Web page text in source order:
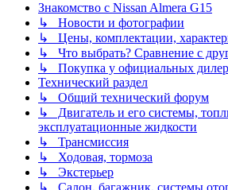
Знакомство с Nissan Almera G15
↳ Новости и фотографии
↳ Цены, комплектации,
↳ Что выбрать? Сравнение с
↳ Покупка у официальных
Технический раздел
↳ Общий технический форум
↳ Двигатель и его системы,
эксплуатационные жидкости
↳ Трансмиссия
↳ Ходовая, тормоза
↳ Экстерьер